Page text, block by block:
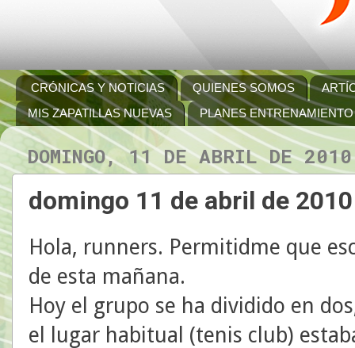
CRÓNICAS Y NOTICIAS QUIENES SOMOS
MIS ZAPATILLAS NUEVAS
PLANES ENTRENAMIENTO
DOMINGO, 11 DE ABRIL DE 2010
domingo 11 de abril de 2010
Hola, runners. Permitidme que
de esta mañana.
Hoy el grupo se ha dividido en
el lugar habitual (tenis club)